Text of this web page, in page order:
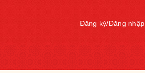
Đăng ký/Đăng nhập